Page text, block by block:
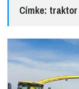
Címke: traktor